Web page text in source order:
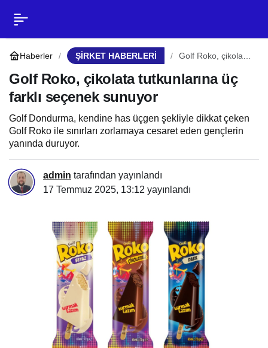
Haberler ŞİRKET HABERLERİ
Golf Roko, çikolata
farklı seçenek
sunuyor
Golf Roko, çikolata tutkunlarına üç
farklı seçenek sunuyor
Golf Dondurma, kendine has üçgen şekliyle dikkat çeken
Golf Roko ile sınırları zorlamaya cesaret eden gençlerin
yanında duruyor.
admin tarafından yayınlandı
17 Temmuz 2025, 13:12 yayınlandı
Golf Roko, çikolata
tutkunlarına üç farklı
seçenek sunuyor